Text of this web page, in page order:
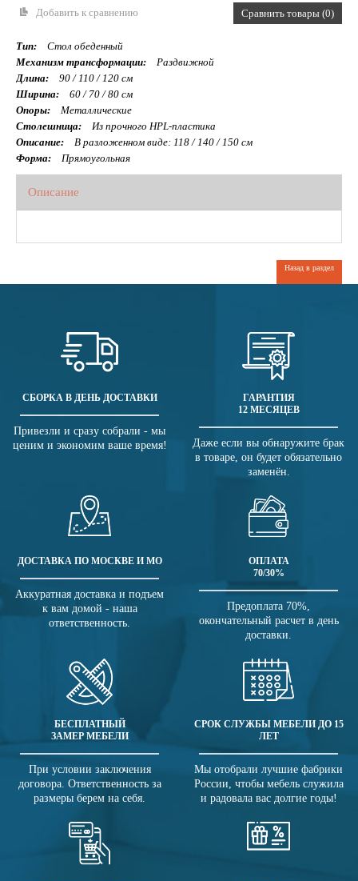
Добавить к сравнению Сравнить товары (0)
Тип:
Стол обеденный
Механизм трансформации:
Раздвижной
Длина:
90 / 110 / 120 см
Ширина:
60 / 70 / 80 см
Опоры:
Металлические
Столешница:
Из прочного HPL-пластика
Описание:
В разложенном виде: 118 / 140 / 150 см
Форма:
Прямоугольная
Описание
Назад в раздел
СБОРКА В ДЕНЬ ДОСТАВКИ
Привезли и сразу собрали - мы
ценим и экономим ваше время!
ГАРАНТИЯ
12 МЕСЯЦЕВ
Даже если вы обнаружите брак
в товаре, он будет обязательно
заменён.
ДОСТАВКА ПО МОСКВЕ И МО
Аккуратная доставка и подъем
к вам домой - наша
ответственность.
ОПЛАТА
70/30%
Предоплата 70%,
окончательный расчет в день
доставки.
БЕСПЛАТНЫЙ
ЗАМЕР МЕБЕЛИ
При условии заключения
договора. Ответственность за
размеры берем на себя.
СРОК СЛУЖБЫ МЕБЕЛИ ДО 15
ЛЕТ
Мы отобрали лучшие фабрики
России, чтобы мебель служила
и радовала вас долгие годы!